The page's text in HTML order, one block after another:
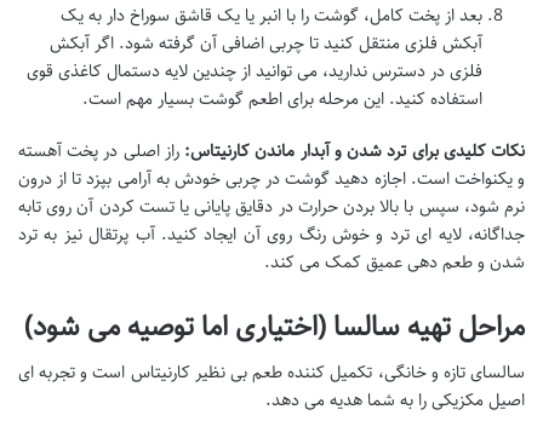
بعد از پخت کامل، گوشت را با انبر یا یک قاشق سوراخ دار به یک
آبکش فلزی منتقل کنید تا چربی اضافی آن گرفته شود. اگر آبکش
فلزی در دسترس ندارید، می توانید از چندین لایه دستمال کاغذی قوی
استفاده کنید. این مرحله برای اطعم گوشت بسیار مهم است.
نکات کلیدی برای ترد شدن و آبدار ماندن کارنیتاس: راز اصلی در پخت آهسته
و یکنواخت است. اجازه دهید گوشت در چربی خودش به آرامی بپزد تا از درون
نرم شود، سپس با بالا بردن حرارت در دقایق پایانی یا تست کردن آن روی تابه
جداگانه، لایه ای ترد و خوش رنگ روی آن ایجاد کنید. آب پرتقال نیز به ترد
شدن و طعم دهی عمیق کمک می کند.
مراحل تهیه سالسا (اختیاری اما توصیه می شود)
سالسای تازه و خانگی، تکمیل کننده طعم بی نظیر کارنیتاس است و تجربه ای
اصیل مکزیکی را به شما هدیه می دهد.